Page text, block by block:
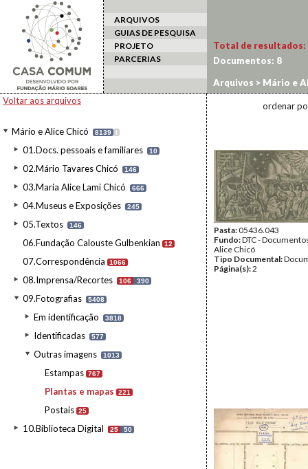
ARQUIVOS
GUIAS DE PESQUISA
PROJETO
PARCERIAS
Voltar aos arquivos
Mário e Alice Chicó 8139 I
01.Docs. pessoais e familiares 10
02.Mário Tavares Chicó 146
03.Maria Alice Lami Chicó 666
04.Museus e Exposições 245
05.Textos 146
06.Fundação Calouste Gulbenkian 12
07.Correspondência 1066
08.Imprensa/Recortes 106 390
09.Fotografias 5408
Em identificação 3818
Identificadas 577
Outras imagens 1013
Estampas 767
Plantas e mapas 221
Postais 25
10.Biblioteca Digital 25 50
Total de resultados:
Documentos: 8
Arquivos > Mário e
ordenar
Pasta:05436.043
Fundo:DTC -
Alice Chicó
Tipo Documental:
Página(s):2